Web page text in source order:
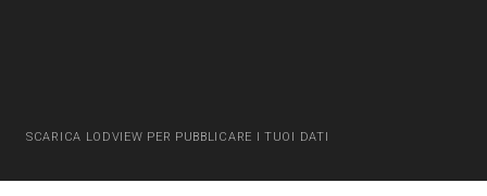
SCARICA LODVIEW PER PUBBLICARE I TUOI DATI